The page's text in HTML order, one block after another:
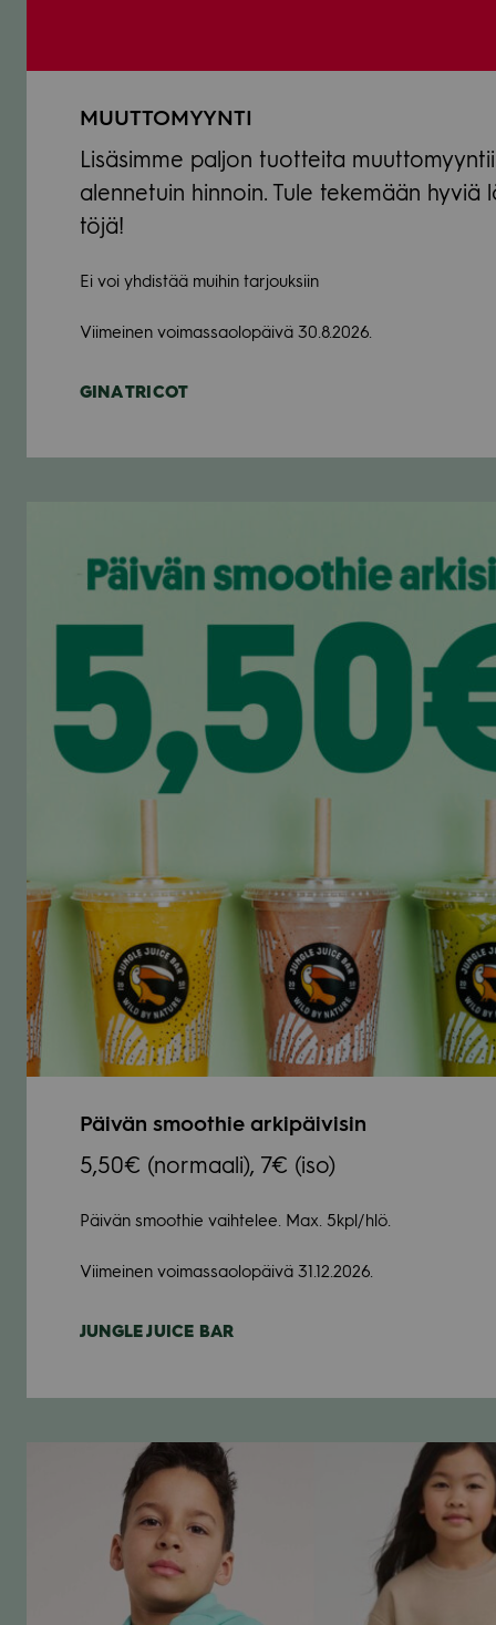
MUUTTOMYYNTI
Lisä­simme pal­jon tuot­teita
alen­ne­tuin hin­noin. Tule teke­mään hyviä
töjä!
Ei voi yhdis­tää mui­hin tar­jouk­siin
Vii­mei­nen voi­mas­sao­lo­päivä 30.8.2026.
GINA TRICOT
Päi­vän smoot­hie arki­päi­vi­sin
5,50€ (nor­maali), 7€ (iso)
Päi­vän smoot­hie vaih­te­lee. Max. 5kpl/hlö.
Vii­mei­nen voi­mas­sao­lo­päivä 31.12.2026.
JUNGLE JUICE BAR